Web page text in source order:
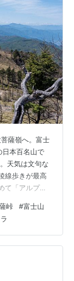
薩嶺へ。富士
日本百名山で
天気は文句な
線歩きが最高
て「アルプス
味な山頂と、
国民文学”の
め：百名山デビ
ルートとアク
松尾根 → 雷
峠 #富士山